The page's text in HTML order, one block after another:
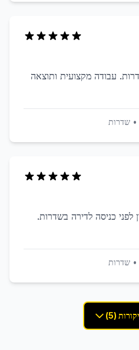
עבודה מקצועית ותוצאה
• שדרות
לפני כניסה לדירה בשדרות.
• שדרות
(5)